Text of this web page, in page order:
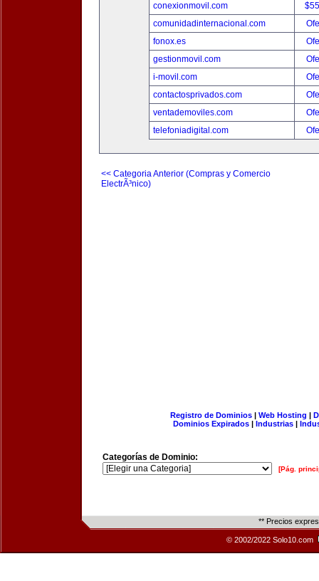
conexionmovil.com
comunidadinternacional.com
fonox.es
gestionmovil.com
i-movil.com
contactosprivados.com
ventademoviles.com
telefoniadigital.com
<< Categoria Anterior (Compras y Comercio
ElectrÃ³nico)
Registro de Dominios| Web Hosting |
Dominios Expirados | Industrias |
Categorías de Dominio:
[Pág.
** Precios
© 2002/2022 Solo10.com